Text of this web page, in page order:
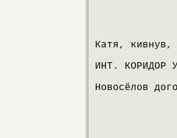
Катя, кивнув,
ИНТ. КОРИДОР
Новосёлов